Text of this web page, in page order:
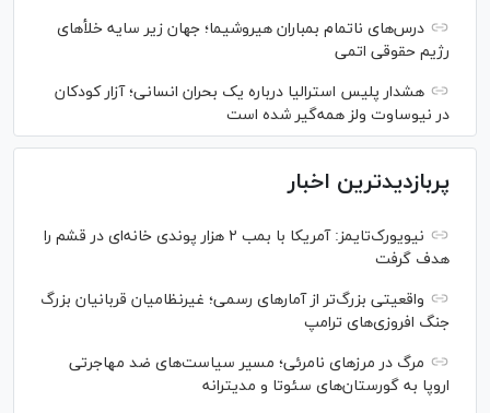
درس‌های ناتمام بمباران هیروشیما؛ جهان زیر سایه خلأ‌های
رژیم حقوقی اتمی
هشدار پلیس استرالیا درباره یک بحران انسانی؛ آزار کودکان
در نیوساوت ولز همه‌گیر شده است
پربازدیدترین اخبار
نیویورک‌تایمز: آمریکا با بمب ۲ هزار پوندی خانه‌ای در قشم را
هدف گرفت
واقعیتی بزرگ‌تر از آمار‌های رسمی؛ غیرنظامیان قربانیان بزرگ
جنگ افروزی‌های ترامپ
مرگ در مرز‌های نامرئی؛ مسیر سیاست‌های ضد مهاجرتی
اروپا به گورستان‌های سئوتا و مدیترانه